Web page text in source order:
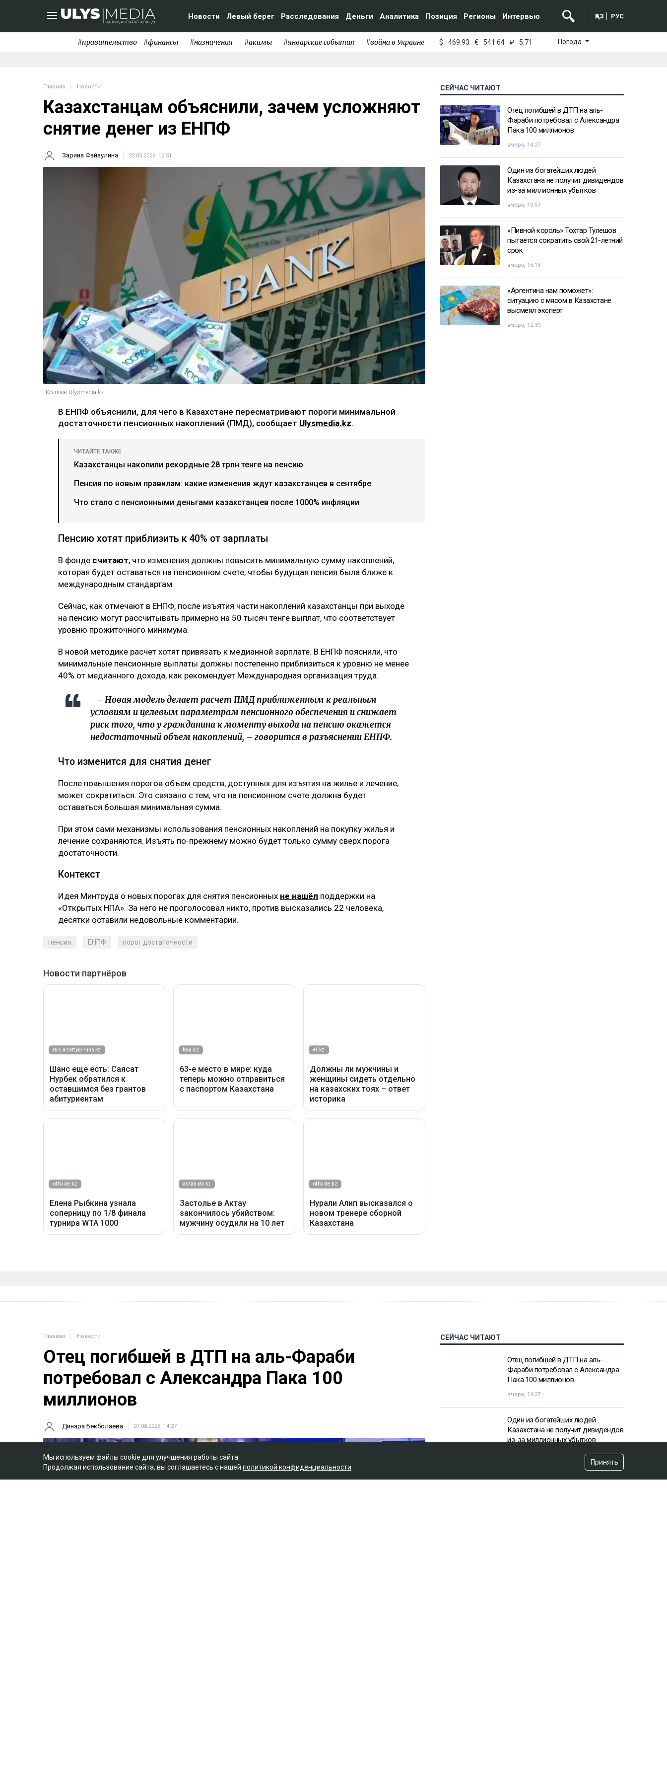
Новости Левый берег Расследования Деньги Аналитика Позиция Регионы Интервью ҚАЗ РУС
#правительство #финансы #назначения #акимы #январские события #война в Украине $ 469.93 € 541.64 ₽ 5.71 Погода
Главная Новости
Казахстанцам объяснили, зачем усложняют
снятие денег из ЕНПФ
Зарина Файзулина 22.05.2026, 12:51
Коллаж Ulysmedia.kz
В ЕНПФ объяснили, для чего в Казахстане пересматривают пороги минимальной
достаточности пенсионных накоплений (ПМД), сообщает Ulysmedia.kz.
ЧИТАЙТЕ ТАКЖЕ
Казахстанцы накопили рекордные 28 трлн тенге на пенсию
Пенсия по новым правилам: какие изменения ждут казахстанцев в сентябре
Что стало с пенсионными деньгами казахстанцев после 1000% инфляции
Пенсию хотят приблизить к 40% от зарплаты
В фонде считают, что изменения должны повысить минимальную сумму накоплений,
которая будет оставаться на пенсионном счете, чтобы будущая пенсия была ближе к
международным стандартам.
Сейчас, как отмечают в ЕНПФ, после изъятия части накоплений казахстанцы при выходе
на пенсию могут рассчитывать примерно на 50 тысяч тенге выплат, что соответствует
уровню прожиточного минимума.
В новой методике расчет хотят привязать к медианной зарплате. В ЕНПФ пояснили, что
минимальные пенсионные выплаты должны постепенно приблизиться к уровню не менее
40% от медианного дохода, как рекомендует Международная организация труда.
– Новая модель делает расчет ПМД приближенным к реальным
условиям и целевым параметрам пенсионного обеспечения и снижает
риск того, что у гражданина к моменту выхода на пенсию окажется
недостаточный объем накоплений, – говорится в разъяснении ЕНПФ.
Что изменится для снятия денег
После повышения порогов объем средств, доступных для изъятия на жилье и лечение,
может сократиться. Это связано с тем, что на пенсионном счете должна будет
оставаться большая минимальная сумма.
При этом сами механизмы использования пенсионных накоплений на покупку жилья и
лечение сохраняются. Изъять по-прежнему можно будет только сумму сверх порога
достаточности.
Контекст
Идея Минтруда о новых порогах для снятия пенсионных не нашёл поддержки на
«Открытых НПА». За него не проголосовал никто, против высказались 22 человека,
десятки оставили недовольные комментарии.
пенсия ЕНПФ порог достаточности
СЕЙЧАС ЧИТАЮТ
Отец погибшей в ДТП на аль-
Фараби потребовал с Александра
Пака 100 миллионов
вчера, 14:27
Один из богатейших людей
Казахстана не получит дивидендов
из-за миллионных убытков
вчера, 10:57
«Пивной король» Тохтар Тулешов
пытается сократить свой 21-летний
срок
вчера, 15:16
«Аргентина нам поможет»:
ситуацию с мясом в Казахстане
высмеял эксперт
вчера, 12:39
Главная Новости
Отец погибшей в ДТП на аль-Фараби
потребовал с Александра Пака 100
миллионов
Динара Бекболаева 07.08.2026, 14:27
СЕЙЧАС ЧИТАЮТ
Отец погибшей в ДТП на аль-
Фараби потребовал с Александра
Пака 100 миллионов
вчера, 14:27
Один из богатейших людей
Казахстана не получит дивидендов
из-за миллионных убытков
«Пивной король» Тохтар Тулешов
Мы используем файлы cookie для улучшения работы сайта.
Продолжая использование сайта, вы соглашаетесь с нашей политикой конфиденциальности
Принять